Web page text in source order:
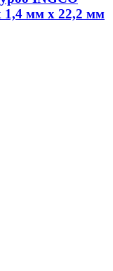
1,4 мм x 22,2 мм